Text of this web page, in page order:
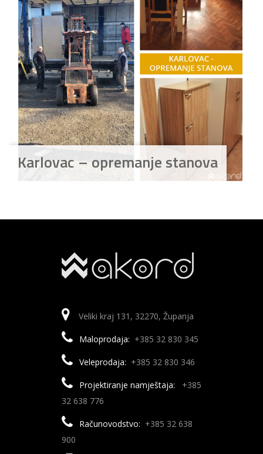
Karlovac – opremanje stanova
Veliki kraj 131, 32270, Županja
Maloprodaja: +385 32 830 345
Veleprodaja: +385 32 830 346
Projektiranje namještaja:
+385
32 638 776
Računovodstvo: +385 32 638
900